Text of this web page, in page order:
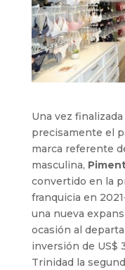
Una vez
precisamente el
marca referente
masculina,
convertido en la
franquicia en
una nueva
ocasión al
inversión de US$
Trinidad la